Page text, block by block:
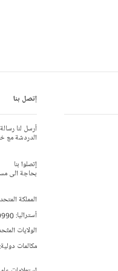
إتصل بنا
أرسل لنا رسالة
الدردشة مع
إتصلوا بنا
بحاجة الى
المملكة
أستراليا:
الولايات
مكالمات دولية: